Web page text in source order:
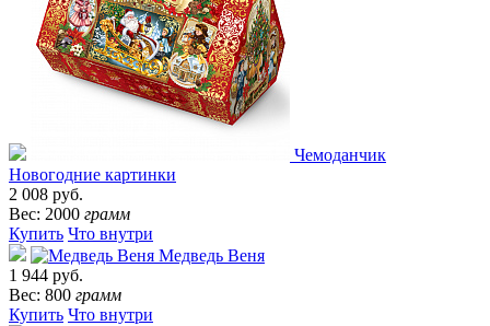
Чемоданчик
Новогодние картинки
2 008 руб.
Вес: 2000 грамм
Купить Что внутри
Медведь Веня
1 944 руб.
Вес: 800 грамм
Купить Что внутри